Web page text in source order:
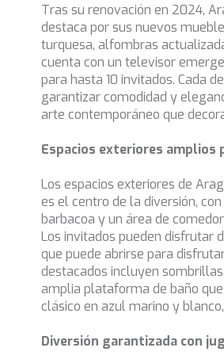
Tras su renovación en 2024,
destaca por sus nuevos
turquesa, alfombras
cuenta con un televisor
para hasta 10 invitados. Cada
garantizar comodidad y
arte contemporáneo que
Espacios exteriores
Los espacios exteriores de
es el centro de la diversión,
barbacoa y un área de
Los invitados pueden disfrutar
que puede abrirse para
destacados incluyen
amplia plataforma de baño
clásico en azul marino y
Diversión garantizada con